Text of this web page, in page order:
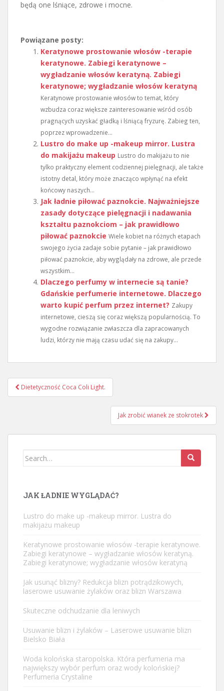
będą one lśniące, zdrowe i mocne.
Powiązane posty:
Keratynowe prostowanie włosów -terapie
keratynowe. Zabiegi keratynowe –
wygładzanie włosów keratyną. Zabiegi
keratynowe; wygładzanie włosów keratyną
Keratynowe prostowanie włosów to temat, który
wzbudza coraz większe zainteresowanie wśród osób
pragnących uzyskać gładką i lśniącą fryzurę. Zabieg ten,
poprzez wprowadzenie...
Lustro do make up -makeup mirror. Lustra
do makijażu makeup Lustro do makijażu to nie
tylko praktyczny element codziennej pielęgnacji, ale także
istotny detal, który może znacząco wpłynąć na efekt
końcowy naszych...
Jak ładnie piłować paznokcie. Najważniejsze
zasady dotyczące pielęgnacji i nadawania
kształtu paznokciom – jak prawidłowo
piłować paznokcie Wiele kobiet na różnych etapach
swojego życia zadaje sobie pytanie – jak prawidłowo
piłować paznokcie, aby wyglądały na zdrowe, ale przede
wszystkim...
Dlaczego perfumy w internecie są tanie?
Gdańskie perfumerie internetowe. Dlaczego
warto kupić perfum przez internet? Zakupy
internetowe, cieszą się coraz większą popularnością. To
wygodne rozwiązanie zwłaszcza dla zapracowanych
ludzi, którzy nie mają czasu udać się na zakupy...
Nawigacja
wpisu
Dietetyczność Coca Coli Light.
Jak zrobić wianek ze stokrotek
Search
JAK ŁADNIE WYGLĄDAĆ?
Lustro do make up -makeup mirror. Lustra do
makijażu makeup
Keratynowe prostowanie włosów -terapie keratynowe.
Zabiegi keratynowe – wygładzanie włosów keratyną.
Zabiegi keratynowe; wygładzanie włosów keratyną
Jak usunąć blizny? Redukcja blizn potrądzikowych,
laserowe usuwanie żylaków oraz blizn Warszawa
Skuteczne odchudzanie dla leniwych
Usuwanie blizn i żylaków – Laserowe usuwanie blizn
Bielsko Biała
Woda kolońska staropolska. Która perfumeria ma
największy wybór perfum oraz wody kolońskiej?
Perfumeria Crystaline